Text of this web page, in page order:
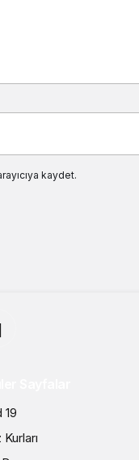
kaydet.
19